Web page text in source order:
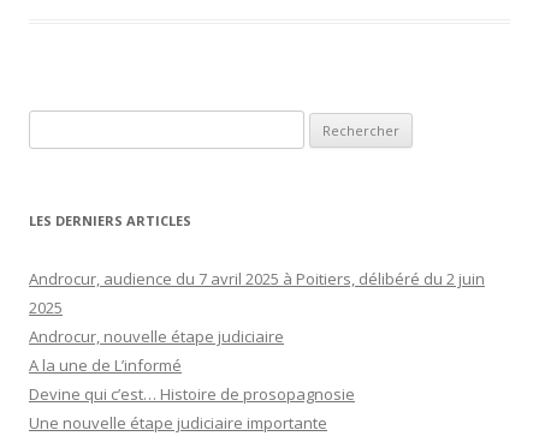
LES DERNIERS ARTICLES
Androcur, audience du 7 avril 2025 à Poitiers, délibéré du 2 juin
2025
Androcur, nouvelle étape judiciaire
A la une de L’informé
Devine qui c’est… Histoire de prosopagnosie
Une nouvelle étape judiciaire importante